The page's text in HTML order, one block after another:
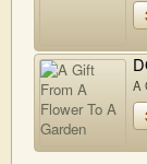
A